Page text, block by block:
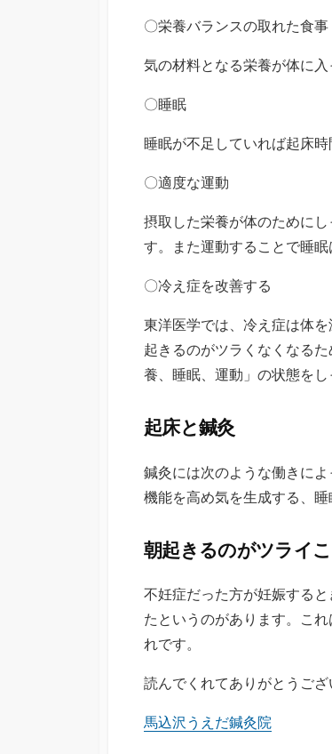
〇栄養バランスの取れた食事
気の材料となる栄養が体に入
〇睡眠
睡眠が不足していれば起床時
〇適度な運動
摂取した栄養が体のために
す。また運動することで睡眠
〇冷え症を改善する
東洋医学では、冷え症は体
起きるのがツラくなくなる
養、睡眠、運動」の状態を
起床と鍼灸
鍼灸には次のような働きに
機能を高め気を生成する、
朝起きるのがツライ
不妊症だった方が妊娠する
たというのがあります。こ
れです。
読んでくれてありがとうござ
馬込沢うえだ鍼灸院